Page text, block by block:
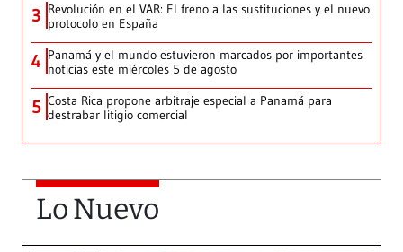
3 Revolución en el VAR: El freno a las sustituciones y el nuevo
protocolo en España
4 Panamá y el mundo estuvieron marcados por importantes
noticias este miércoles 5 de agosto
5 Costa Rica propone arbitraje especial a Panamá para
destrabar litigio comercial
Lo Nuevo